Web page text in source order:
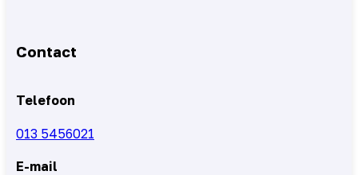
Contact
Telefoon
013 5456021
E-mail